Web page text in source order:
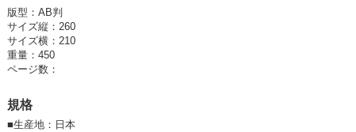
カテゴリー：ソーイング オールシーズンウェア
版型：AB判
サイズ縦：260
サイズ横：210
重量：450
ページ数：
規格
■生産地：日本